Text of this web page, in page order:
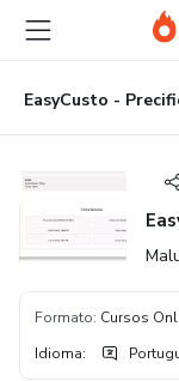
para
conteúdo
principal
para
pagamento
para
rodapé
Formato: Cursos
Idioma: